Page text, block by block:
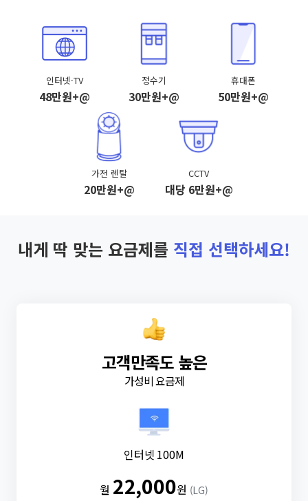
인터넷·TV
48만원+@
정수기
30만원+@
휴대폰
50만원+@
가전 렌탈
20만원+@
CCTV
대당 6만원+@
내게 딱 맞는 요금제를 직접 선택하세요!
고객만족도 높은
가성비 요금제
인터넷 100M
월 22,000원 (LG)